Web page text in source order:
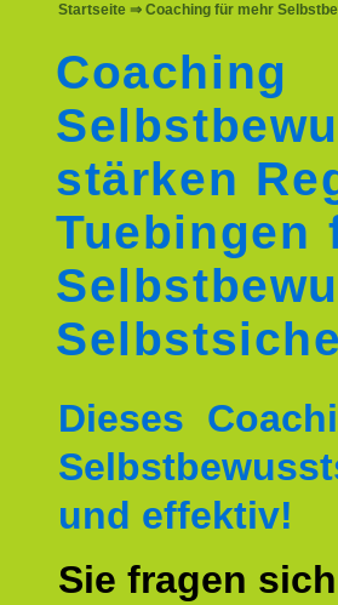
Startseite ⇒ Coaching für mehr
Coaching
stärken
Tuebingen
Dieses
und effektiv!
Sie fragen